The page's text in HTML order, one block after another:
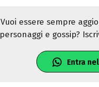
Vuoi essere sempre
personaggi e gossip?
Entra